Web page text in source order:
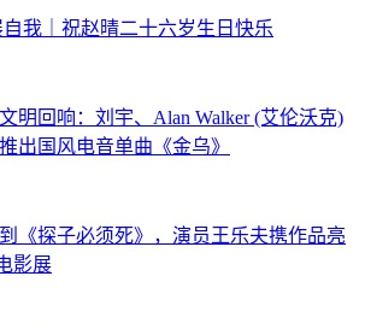
我｜祝赵晴二十六岁生日快乐
明回响：刘宇、Alan Walker (艾伦沃克)
出国风电音单曲《金乌》
《探子必须死》，演员王乐夫携作品亮
影展